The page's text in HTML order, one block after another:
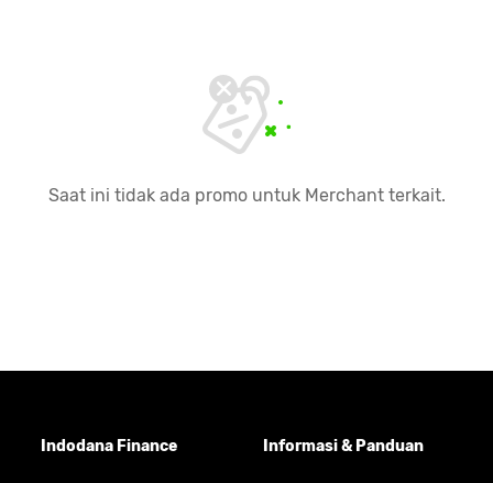
Saat ini tidak ada promo untuk Merchant terkait.
Indodana Finance Informasi & Panduan